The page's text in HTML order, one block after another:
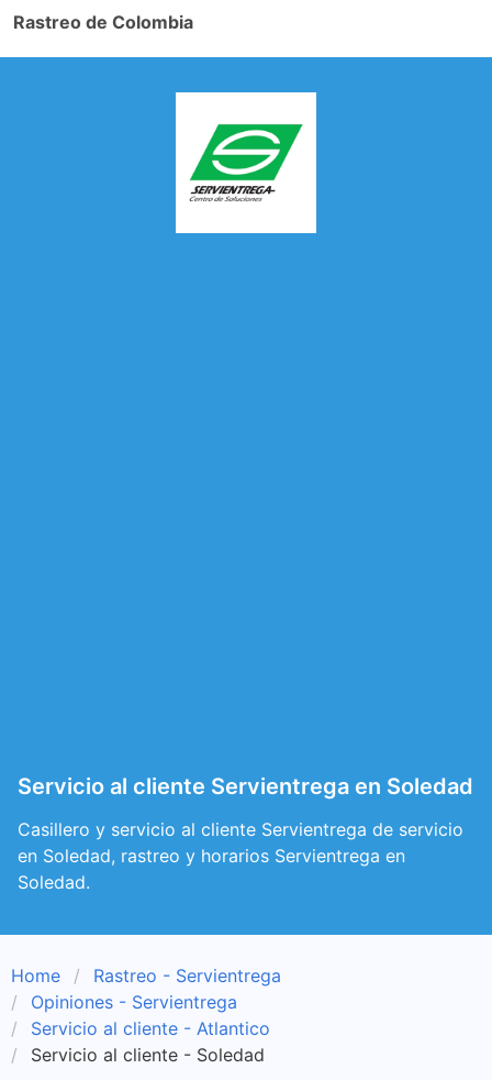
Rastreo de Colombia
Servicio al cliente Servientrega en Soledad
Casillero y servicio al cliente Servientrega de servicio
en Soledad, rastreo y horarios Servientrega en
Soledad.
Home
Rastreo - Servientrega
Opiniones - Servientrega
Servicio al cliente - Atlantico
Servicio al cliente - Soledad